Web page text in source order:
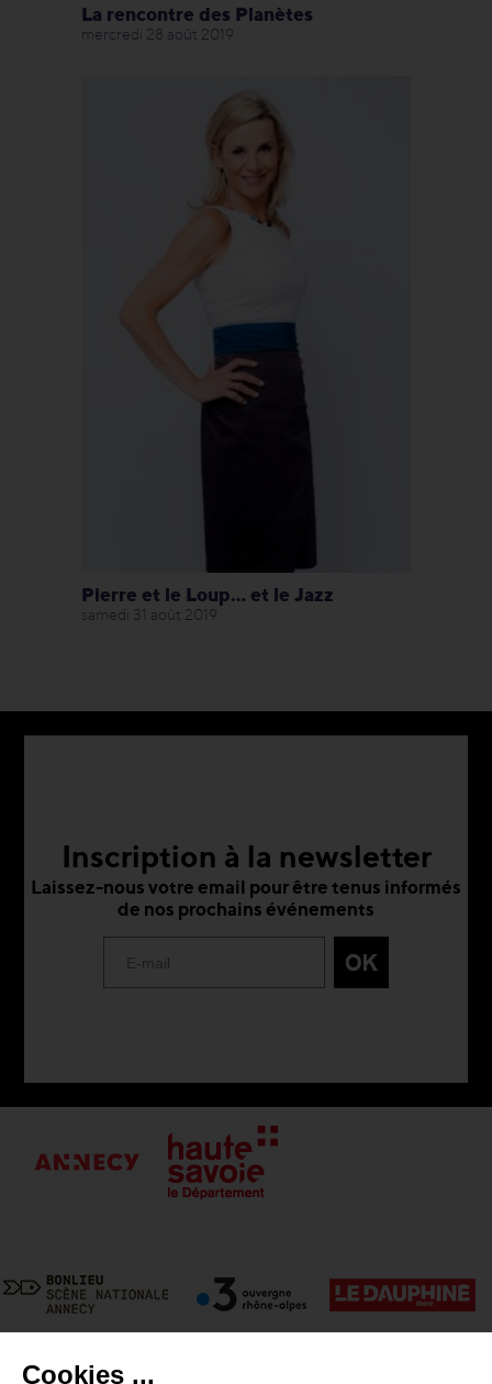
La rencontre des Planètes
mercredi 28 août 2019
Pierre et le Loup... et le Jazz
samedi 31 août 2019
Inscription à la newsletter
Laissez-nous votre email pour être tenus informés
de nos prochains événements
Cookies ...